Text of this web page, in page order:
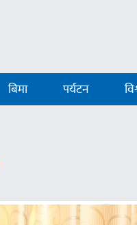
बिमा पर्यटन